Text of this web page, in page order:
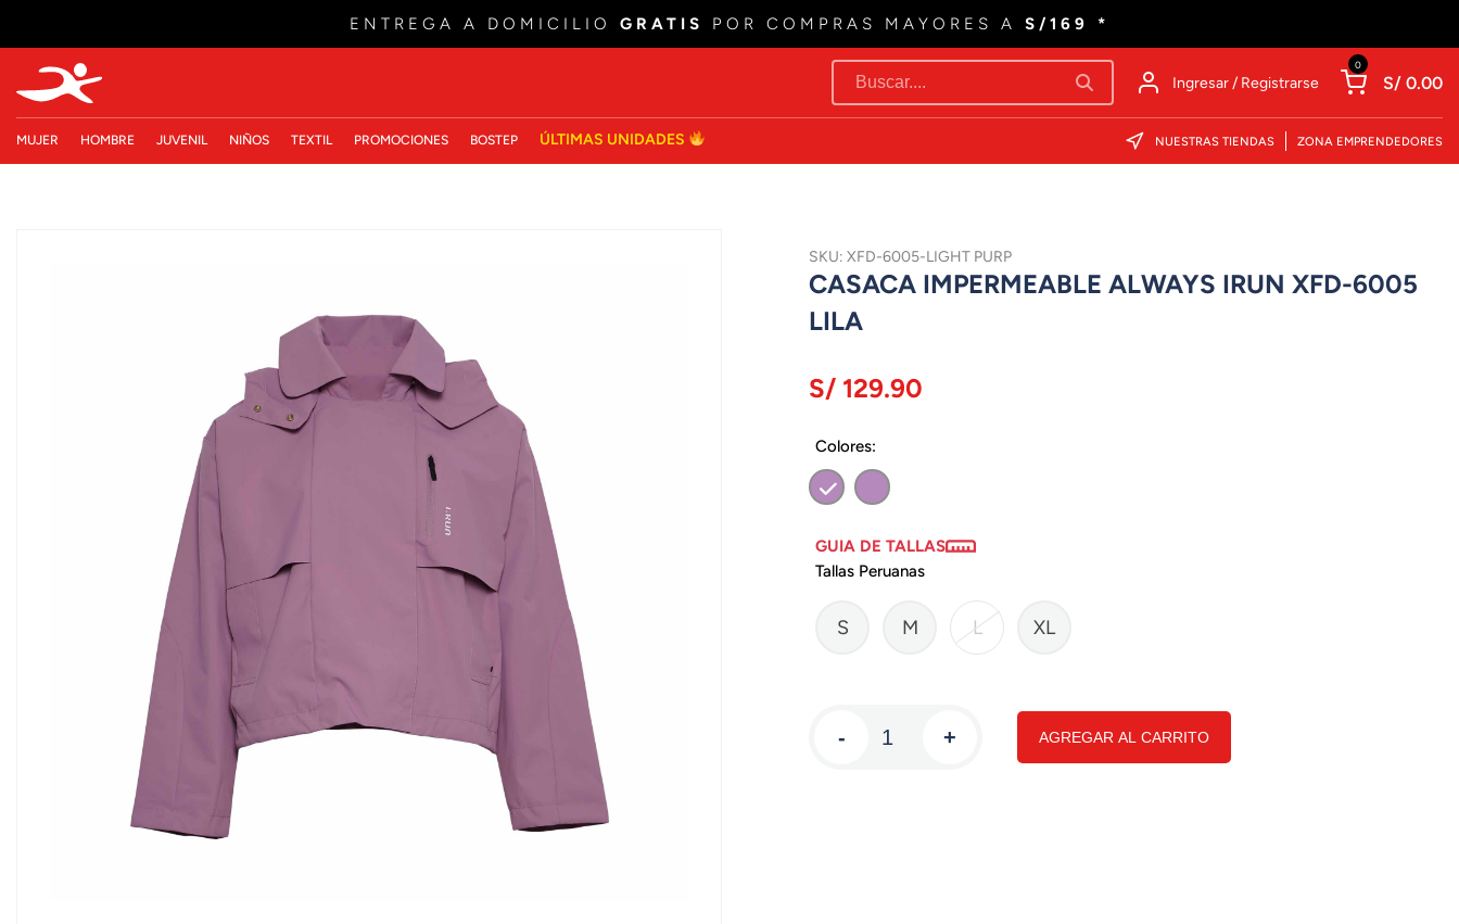
ENTREGA A DOMICILIO GRATIS POR COMPRAS MAYORES A S/169 *
Ingresar / Registrarse
0
S/ 0.00
MUJER HOMBRE JUVENIL NIÑOS TEXTIL PROMOCIONES BOSTEP ÚLTIMAS UNIDADES NUESTRAS TIENDAS ZONA EMPRENDEDORES
SKU: XFD-6005-LIGHT PURP
CASACA IMPERMEABLE ALWAYS IRUN XFD-6005
LILA
S/ 129.90
Colores:
GUIA DE TALLAS
Tallas Peruanas
S M L XL
- + AGREGAR AL CARRITO